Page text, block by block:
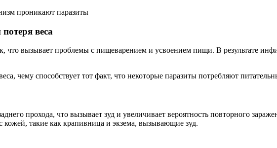
проникают паразиты
веса
что вызывает проблемы с пищеварением и усвоением пищи. В результате
чему способствует тот факт, что некоторые паразиты потребляют
прохода, что вызывает зуд и увеличивает вероятность повторного
кожей, такие как крапивница и экзема, вызывающие зуд.